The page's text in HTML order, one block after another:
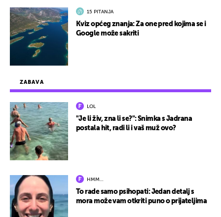
ZABAVA
LOL
"Je li živ, zna li se?": Snimka s Jadrana
postala hit, radi li i vaš muž ovo?
HMM…
To rade samo psihopati: Jedan detalj s
mora može vam otkriti puno o prijateljima
15 PITANJA
Kviz općeg znanja: Za one pred kojima se i
Google može sakriti